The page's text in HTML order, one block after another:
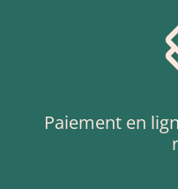
Paiement en